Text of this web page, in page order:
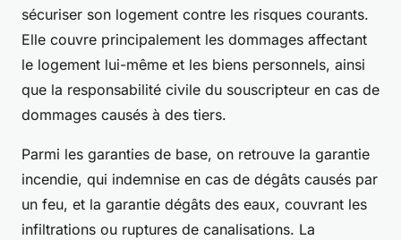
sécuriser son logement contre les risques courants.
Elle couvre principalement les dommages affectant
le logement lui-même et les biens personnels, ainsi
que la responsabilité civile du souscripteur en cas de
dommages causés à des tiers.
Parmi les garanties de base, on retrouve la garantie
incendie, qui indemnise en cas de dégâts causés par
un feu, et la garantie dégâts des eaux, couvrant les
infiltrations ou ruptures de canalisations. La